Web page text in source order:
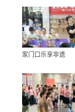
家门口乐享非遗